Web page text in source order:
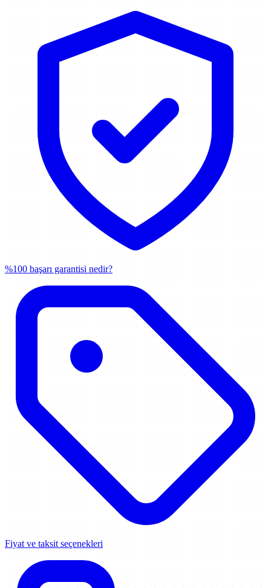
%100 başarı garantisi nedir?
Fiyat ve taksit seçenekleri